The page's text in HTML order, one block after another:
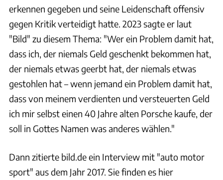
erkennen gegeben und seine Leidenschaft offensiv
gegen Kritik verteidigt hatte. 2023 sagte er laut
"Bild" zu diesem Thema: "Wer ein Problem damit hat,
dass ich, der niemals Geld geschenkt bekommen hat,
der niemals etwas geerbt hat, der niemals etwas
gestohlen hat – wenn jemand ein Problem damit hat,
dass von meinem verdienten und versteuerten Geld
ich mir selbst einen 40 Jahre alten Porsche kaufe, der
soll in Gottes Namen was anderes wählen."
Dann zitierte bild.de ein Interview mit "auto motor
sport" aus dem Jahr 2017. Sie finden es hier